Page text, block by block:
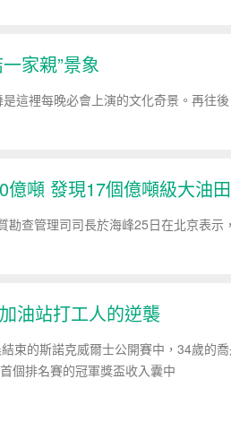
家親”景象
這裡每晚必會上演的文化奇景。再往
噸 發現17個億噸級大油田
查管理司司長於海峰25日在北京表
油站打工人的逆襲
束的斯諾克威爾士公開賽中，34歲的
個排名賽的冠軍獎盃收入囊中